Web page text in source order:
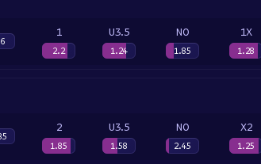
1
2.2
U3.5
1.24
NO
1.85
1X
1.28
2
1.85
U3.5
1.58
NO
2.45
X2
1.25